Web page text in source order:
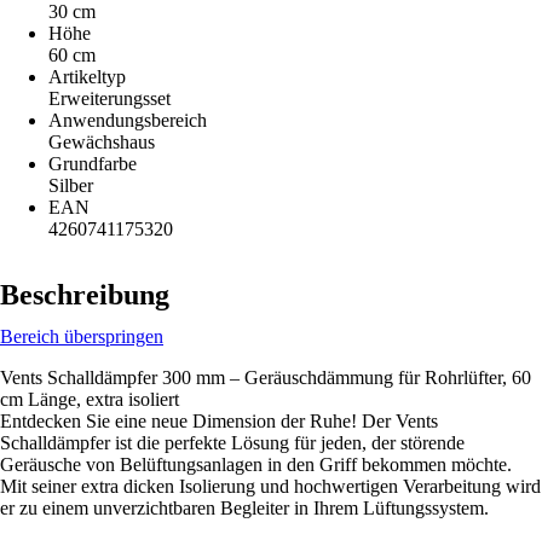
30 cm
Höhe
60 cm
Artikeltyp
Erweiterungsset
Anwendungsbereich
Gewächshaus
Grundfarbe
Silber
EAN
4260741175320
Beschreibung
Bereich überspringen
Vents Schalldämpfer 300 mm – Geräuschdämmung für Rohrlüfter, 60
cm Länge, extra isoliert
Entdecken Sie eine neue Dimension der Ruhe! Der Vents
Schalldämpfer ist die perfekte Lösung für jeden, der störende
Geräusche von Belüftungsanlagen in den Griff bekommen möchte.
Mit seiner extra dicken Isolierung und hochwertigen Verarbeitung wird
er zu einem unverzichtbaren Begleiter in Ihrem Lüftungssystem.